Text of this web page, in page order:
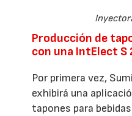
Producción de
con una IntElect S
Por primera vez,
exhibirá una
tapones para